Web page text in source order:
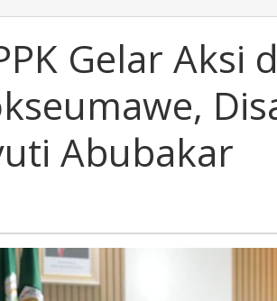
Gelar Aksi
Abubakar